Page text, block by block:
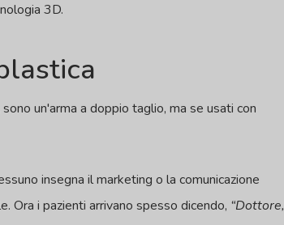
3D.
un'arma a doppio taglio, ma se usati con
insegna il marketing o la comunicazione
Ora i pazienti arrivano spesso dicendo, “Dottore,